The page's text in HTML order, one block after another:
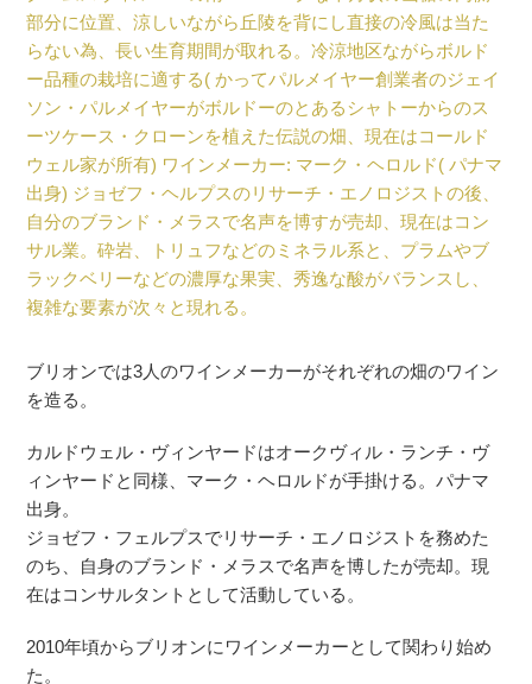
部分に位置、涼しいながら丘陵を背にし直接の冷風は当た
らない為、長い生育期間が取れる。冷涼地区ながらボルド
ー品種の栽培に適する( かってパルメイヤー創業者のジェイ
ソン・パルメイヤーがボルドーのとあるシャトーからのス
ーツケース・クローンを植えた伝説の畑、現在はコールド
ウェル家が所有) ワインメーカー: マーク・ヘロルド( パナマ
出身) ジョゼフ・ヘルプスのリサーチ・エノロジストの後、
自分のブランド・メラスで名声を博すが売却、現在はコン
サル業。砕岩、トリュフなどのミネラル系と、プラムやブ
ラックベリーなどの濃厚な果実、秀逸な酸がバランスし、
複雑な要素が次々と現れる。
ブリオンでは3人のワインメーカーがそれぞれの畑のワイン
を造る。
カルドウェル・ヴィンヤードはオークヴィル・ランチ・ヴ
ィンヤードと同様、マーク・ヘロルドが手掛ける。パナマ
出身。
ジョゼフ・フェルプスでリサーチ・エノロジストを務めた
のち、自身のブランド・メラスで名声を博したが売却。現
在はコンサルタントとして活動している。
2010年頃からブリオンにワインメーカーとして関わり始め
た。